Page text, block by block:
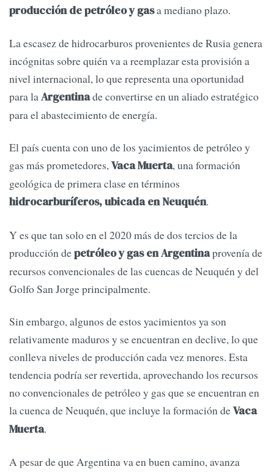
producción de petróleo y gasa mediano plazo.
La escasez de hidrocarburos provenientes de Rusia genera
incógnitas sobre quién va a reemplazar esta provisión a
nivel internacional, lo que representa una oportunidad
para laArgentinade convertirse en un aliado estratégico
para el abastecimiento de energía.
El país cuenta con uno de los yacimientos de petróleo y
gas más prometedores,Vaca Muerta, una formación
geológica de primera clase en términos
hidrocarburíferos, ubicada en Neuquén.
Y es que tan solo en el 2020 más de dos tercios de la
producción depetróleo y gas en Argentinaprovenía de
recursos convencionales de las cuencas de Neuquén y del
Golfo San Jorge principalmente.
Sin embargo, algunos de estos yacimientos ya son
relativamente maduros y se encuentran en declive, lo que
conlleva niveles de producción cada vez menores. Esta
tendencia podría ser revertida, aprovechando los recursos
no convencionales de petróleo y gas que se encuentran en
la cuenca de Neuquén, que incluye la formación deVaca
Muerta.
A pesar de que Argentina va en buen camino, avanza